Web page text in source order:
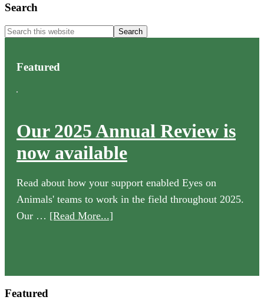
Primary
Sidebar
Search
Search
this
Featured
Our 2025 Annual Review is
now available
Read about how your support enabled Eyes on
Animals' teams to work in the field throughout 2025.
Our … [Read More...]
Featured